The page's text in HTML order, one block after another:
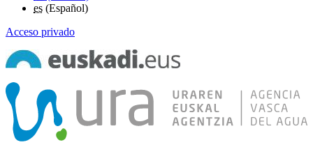
es (Español)
Acceso privado